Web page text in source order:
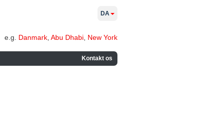
e.g. Danmark Abu Dhabi New York
Kontakt os
DA